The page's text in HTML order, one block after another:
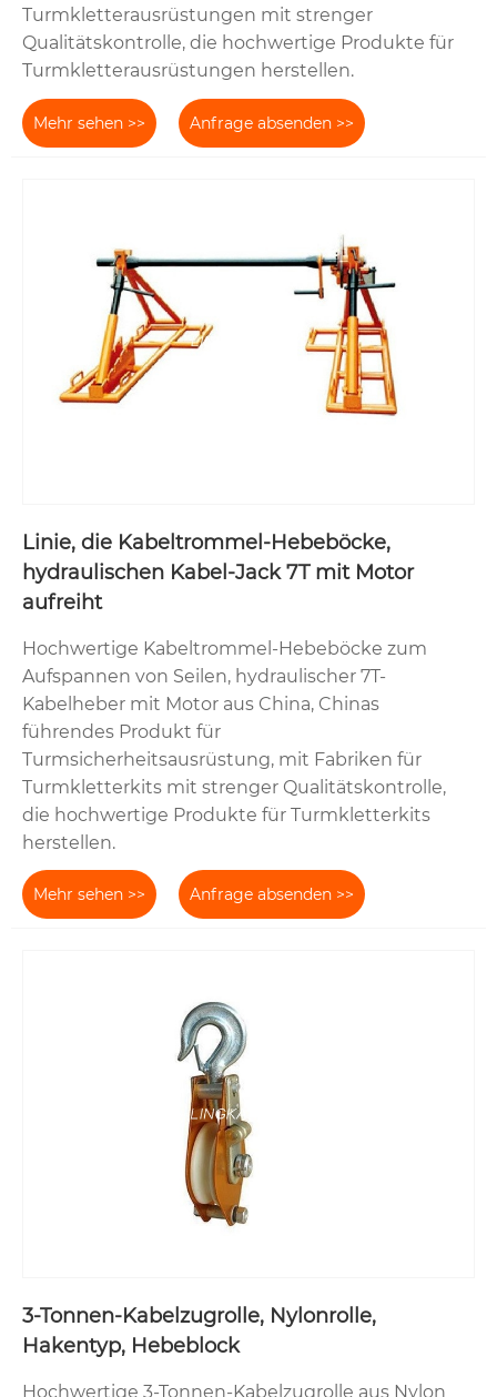
Turmkletterausrüstungen mit strenger
Qualitätskontrolle, die hochwertige Produkte für
Turmkletterausrüstungen herstellen.
Mehr sehen >> Anfrage absenden >>
Linie, die Kabeltrommel-Hebeböcke,
hydraulischen Kabel-Jack 7T mit Motor
aufreiht
Hochwertige Kabeltrommel-Hebeböcke zum
Aufspannen von Seilen, hydraulischer 7T-
Kabelheber mit Motor aus China, Chinas
führendes Produkt für
Turmsicherheitsausrüstung, mit Fabriken für
Turmkletterkits mit strenger Qualitätskontrolle,
die hochwertige Produkte für Turmkletterkits
herstellen.
Mehr sehen >> Anfrage absenden >>
3-Tonnen-Kabelzugrolle, Nylonrolle,
Hakentyp, Hebeblock
Hochwertige 3-Tonnen-Kabelzugrolle aus Nylon